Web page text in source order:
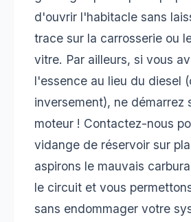
d'ouvrir l'habitacle sans
trace sur la carrosserie ou
vitre. Par ailleurs, si vous
l'essence au lieu du diesel
inversement), ne démarrez
moteur ! Contactez-nous
vidange de réservoir sur
aspirons le mauvais
le circuit et vous
sans endommager votre